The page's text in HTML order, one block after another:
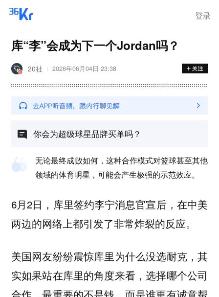
登录
库“李”会成为下一个Jordan吗？
20社 2026年06月04日 23:38
你会为超级球星品牌买单吗？
无论最终成败如何，这种合作模式对篮球甚至其他
领域的体育明星，可能会产生极强的示范效应。
6月2日，库里签约李宁消息官宣后，在中美
两边的网络上都引发了非常炸裂的反应。
美国网友纷纷震惊库里为什么没选耐克，其
实如果站在库里的角度来看，选择哪个公司
合作，最重要的不是钱，而是谁更有诚意帮